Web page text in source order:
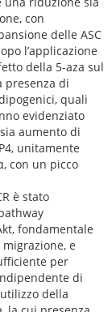
con
delle ASC
l’applicazione
della 5-aza sul
presenza di
quali
evidenziato
aumento di
unitamente
con un picco
è stato
fondamentale
e
per
di
della